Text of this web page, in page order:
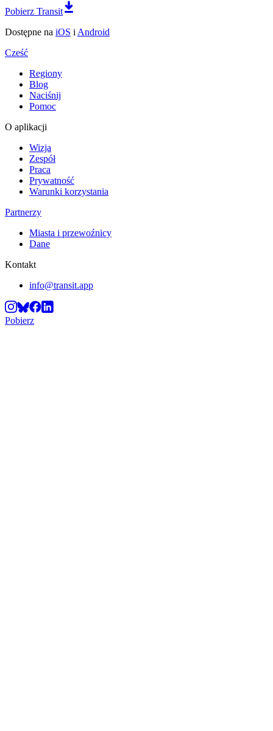
Pobierz Transit
Dostępne na iOS i Android
Cześć
Regiony
Blog
Naciśnij
Pomoc
O aplikacji
Wizja
Zespół
Praca
Prywatność
Warunki korzystania
Partnerzy
Miasta i przewoźnicy
Dane
Kontakt
info@transit.app
Pobierz